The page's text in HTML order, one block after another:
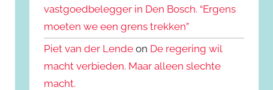
vastgoedbelegger in Den Bosch. “Ergens
moeten we een grens trekken”
Piet van der Lende on De regering wil
macht verbieden. Maar alleen slechte
macht.